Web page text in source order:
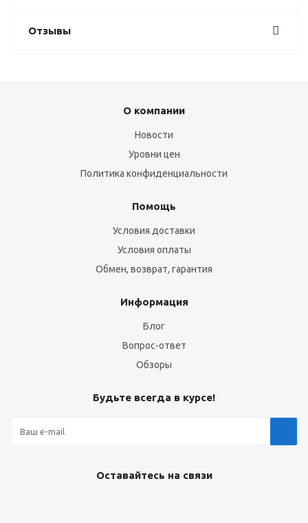
Отзывы
О компании
Новости
Уровни цен
Политика конфиденциальности
Помощь
Условия доставки
Условия оплаты
Обмен, возврат, гарантия
Информация
Блог
Вопрос-ответ
Обзоры
Будьте всегда в курсе!
Оставайтесь на связи